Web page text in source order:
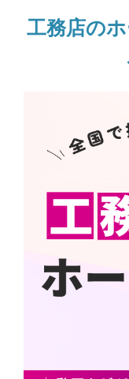
工務店の